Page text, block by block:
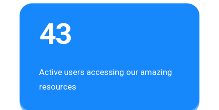
43
Active users accessing our amazing
resources